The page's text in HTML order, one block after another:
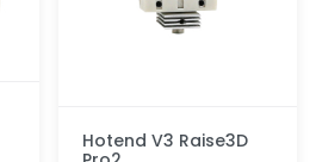
Hotend V3 Raise3D